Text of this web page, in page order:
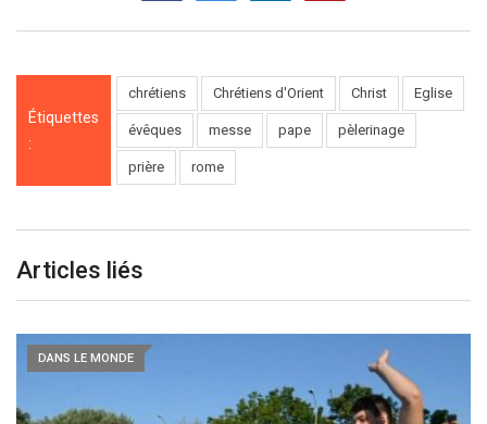
Étiquettes
:
chrétiens Chrétiens d'Orient Christ Eglise
évêques messe pape pèlerinage
prière rome
Articles liés
DANS LE MONDE